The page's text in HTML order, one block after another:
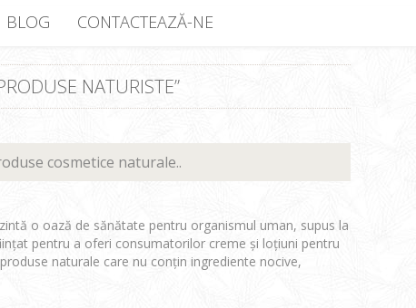
BLOG CONTACTEAZĂ-NE
NATURISTE”
cosmetice naturale..
o oază de sănătate pentru organismul uman, supus la
pentru a oferi consumatorilor creme și loțiuni pentru
naturale care nu conțin ingrediente nocive,